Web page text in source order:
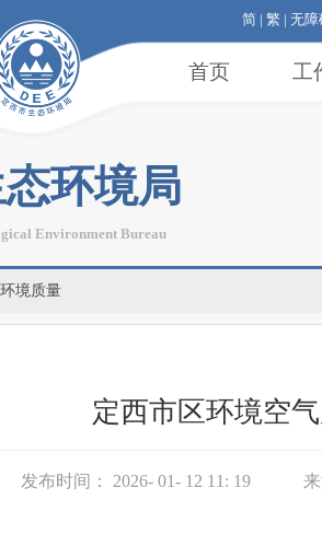
简 | 繁 | 无障
首页 工
环境局
Environment Bureau
环境质量
定西市区环境空
发布时间： 2026- 01- 12 11: 19